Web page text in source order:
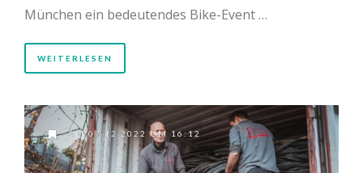
München ein bedeutendes Bike-Event …
WEITERLESEN
AM 07.12.2022 UM 16:12